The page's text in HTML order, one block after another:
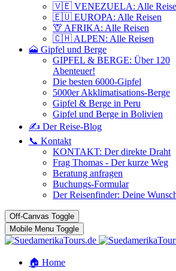
🇻🇪 VENEZUELA: Alle
🇪🇺 EUROPA: Alle Reisen
🦒 AFRIKA: Alle Reisen
🇨🇭 ALPEN: Alle Reisen
🗻 Gipfel und Berge
GIPFEL & BERGE: Über 120
Abenteuer!
Die besten 6000-Gipfel
5000er Akklimatisations-Berge
Gipfel & Berge in Peru
Gipfel und Berge in Bolivien
✍️ Der Reise-Blog
📞 Kontakt
KONTAKT: Der direkte Draht
Frag Thomas - Der kurze Weg
Beratung anfragen
Buchungs-Formular
Der Reisenfinder: Deine
Off-Canvas Toggle
Mobile Menu Toggle
🏠 Home